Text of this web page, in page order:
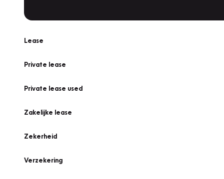
Lease
Private lease
Private lease used
Zakelijke lease
Zekerheid
Verzekering